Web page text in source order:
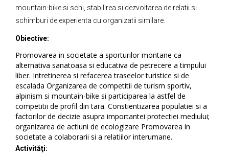
mountain-bike si schi, stabilirea si dezvoltarea de relatii si
schimburi de experienta cu organizatii similare.
Obiective:
Promovarea in societate a sporturilor montane ca
alternativa sanatoasa si educativa de petrecere a timpului
liber. Intretinerea si refacerea traseelor turistice si de
escalada Organizarea de competitii de turism sportiv,
alpinism si mountain-bike si participarea la astfel de
competitii de profil din tara. Constientizarea populatiei si a
factorilor de decizie asupra importantei protectiei mediului;
organizarea de actiuni de ecologizare Promovarea in
societate a colaborarii si a relatiilor interumane.
Activităţi: